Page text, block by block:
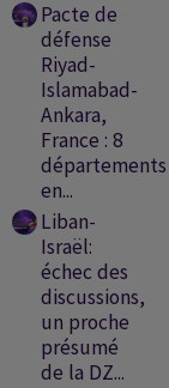
Pacte de
défense
Riyad-
Islamabad-
Ankara,
France : 8
départements
en...
Liban-
Israël:
échec des
discussions,
un proche
présumé
de la DZ...